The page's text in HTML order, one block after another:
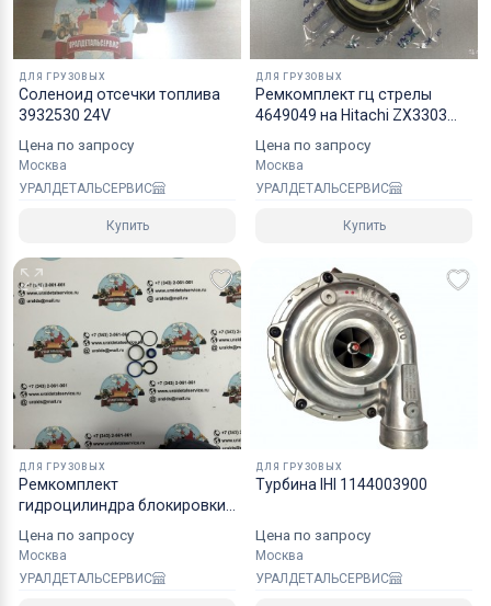
Коробки оптимального размера и с
надежным уровнем защиты.
Специалисты компании готовы взять на себя все
мероприятия по оформлению документов и
перевозке вашего заказа в любой регион РФ, в
страны СНГ, Азии и ЕС.
ДЛЯ ГРУЗОВЫХ
Соленоид отсечки топлива
3932530 24V
Цена по запросу
Москва
УРАЛДЕТАЛЬСЕРВИС
Купить
ДЛЯ ГРУЗОВЫХ
Ремкомплект гц стрелы
4649049 на Hitachi ZX3303
Цена по запросу
Москва
УРАЛДЕТАЛЬСЕРВИС
Купить
ДЛЯ ГРУЗОВЫХ
Ремкомплект
гидроцилиндра блокировки
Цена по запросу
Москва
УРАЛДЕТАЛЬСЕРВИС
ДЛЯ ГРУЗОВЫХ
Турбина IHI 1144003900
Цена по запросу
Москва
УРАЛДЕТАЛЬСЕРВИС